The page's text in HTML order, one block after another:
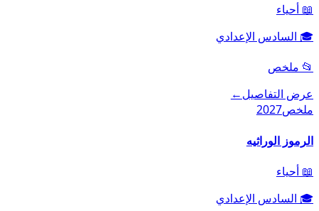
📖 أحياء
🎓 السادس الإعدادي
📂 ملخص
عرض التفاصيل←
ملخص2027
الرموز الوراثيه
📖 أحياء
🎓 السادس الإعدادي